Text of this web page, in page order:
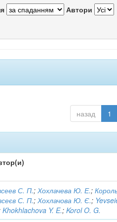
Автори
назад 1
С. П.;Хохлачева Ю. Е.;
С. П.;Хохлачова Ю. Є.;
Khokhlachova Y. E.;Korol O. G.